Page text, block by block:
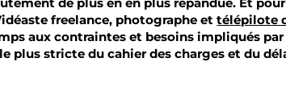
freelance, photographe ettélépilote
aux contraintes et besoins impliqués par
plus stricte du cahier des charges et du